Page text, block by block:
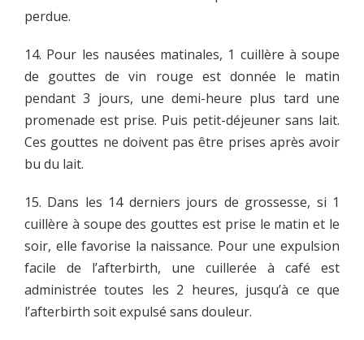
perdue.
14. Pour les nausées matinales, 1 cuillère à soupe
de gouttes de vin rouge est donnée le matin
pendant 3 jours, une demi-heure plus tard une
promenade est prise. Puis petit-déjeuner sans lait.
Ces gouttes ne doivent pas être prises après avoir
bu du lait.
15. Dans les 14 derniers jours de grossesse, si 1
cuillère à soupe des gouttes est prise le matin et le
soir, elle favorise la naissance. Pour une expulsion
facile de l’afterbirth, une cuillerée à café est
administrée toutes les 2 heures, jusqu’à ce que
l’afterbirth soit expulsé sans douleur.